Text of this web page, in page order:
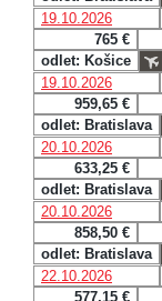
19.10.2026
765 €
odlet: Košice
19.10.2026
959,65 €
odlet: Bratislava
20.10.2026
633,25 €
odlet: Bratislava
20.10.2026
858,50 €
odlet: Bratislava
22.10.2026
577,15 €